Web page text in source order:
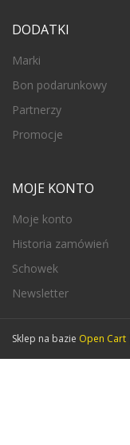
DODATKI
Marki
Bon podarunkowy
Partnerzy
Promocje
MOJE KONTO
Moje konto
Historia zamówień
Schowek
Newsletter
Sklep na bazie Open Cart